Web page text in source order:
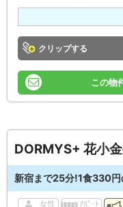
クリップ
この物
DORMYS+ 花小
新宿まで25分!1食330円